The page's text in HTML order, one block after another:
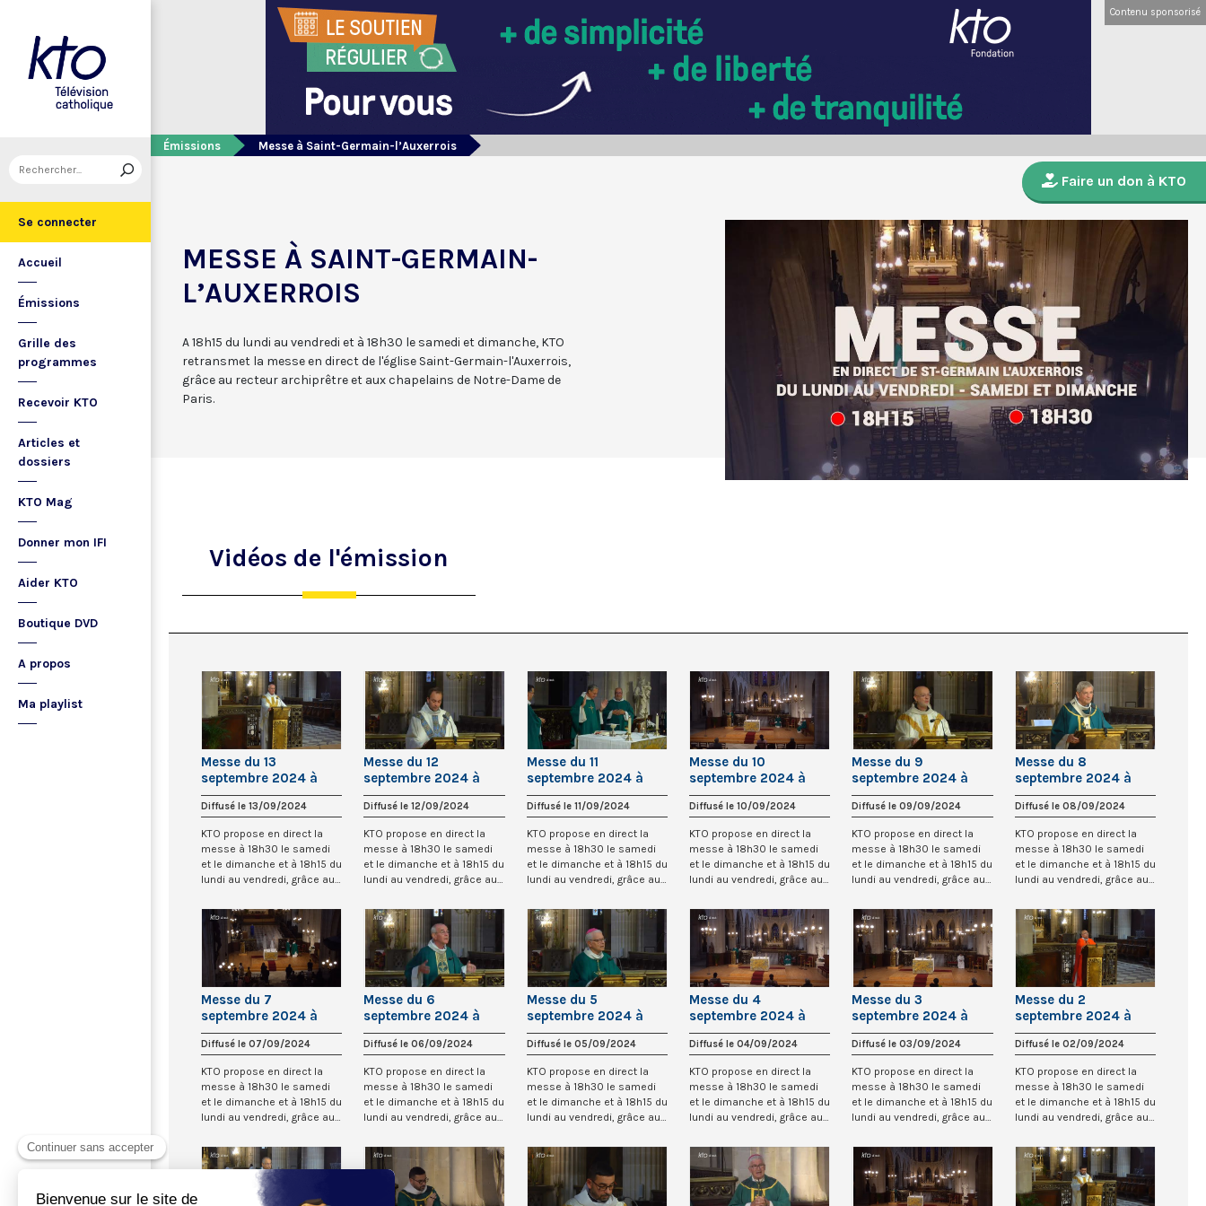
Se connecter
Accueil
Émissions
Grille des
programmes
Recevoir KTO
Articles et
dossiers
KTO Mag
Donner mon IFI
Aider KTO
Boutique DVD
A propos
Ma playlist
Contenu sponsorisé
Émissions Messe à Saint-Germain-l’Auxerrois
Faire un don à KTO
MESSE À SAINT-GERMAIN-
L’AUXERROIS
A 18h15 du lundi au vendredi et à 18h30 le samedi et dimanche, KTO
retransmet la messe en direct de l'église Saint-Germain-l'Auxerrois,
grâce au recteur archiprêtre et aux chapelains de Notre-Dame de
Paris.
Vidéos de l'émission
Messe du 13
septembre 2024 à
Saint-Germain-
l’Auxerrois
Diffusé le 13/09/2024
KTO propose en direct la
messe à 18h30 le samedi
et le dimanche et à 18h15 du
lundi au vendredi, grâce au
Messe du 12
septembre 2024 à
Saint-Germain-
l’Auxerrois
Diffusé le 12/09/2024
KTO propose en direct la
messe à 18h30 le samedi
et le dimanche et à 18h15 du
lundi au vendredi, grâce au
Messe du 11
septembre 2024 à
Saint-Germain-
l’Auxerrois
Diffusé le 11/09/2024
KTO propose en direct la
messe à 18h30 le samedi
et le dimanche et à 18h15 du
lundi au vendredi, grâce au
Messe du 10
septembre 2024 à
Saint-Germain-
l’Auxerrois
Diffusé le 10/09/2024
KTO propose en direct la
messe à 18h30 le samedi
et le dimanche et à 18h15 du
lundi au vendredi, grâce au
Messe du 9
septembre 2024 à
Saint-Germain-
l’Auxerrois
Diffusé le 09/09/2024
KTO propose en direct la
messe à 18h30 le samedi
et le dimanche et à 18h15 du
lundi au vendredi, grâce au
Messe du 8
septembre 2024 à
Saint-Germain-
l’Auxerrois
Diffusé le 08/09/2024
KTO propose en direct la
messe à 18h30 le samedi
et le dimanche et à 18h15 du
lundi au vendredi, grâce au
Messe du 7
septembre 2024 à
Saint-Germain-
l’Auxerrois
Diffusé le 07/09/2024
KTO propose en direct la
messe à 18h30 le samedi
et le dimanche et à 18h15 du
lundi au vendredi, grâce au
Messe du 6
septembre 2024 à
Saint-Germain-
l’Auxerrois
Diffusé le 06/09/2024
KTO propose en direct la
messe à 18h30 le samedi
et le dimanche et à 18h15 du
lundi au vendredi, grâce au
Messe du 5
septembre 2024 à
Saint-Germain-
l’Auxerrois
Diffusé le 05/09/2024
KTO propose en direct la
messe à 18h30 le samedi
et le dimanche et à 18h15 du
lundi au vendredi, grâce au
Messe du 4
septembre 2024 à
Saint-Germain-
l’Auxerrois
Diffusé le 04/09/2024
KTO propose en direct la
messe à 18h30 le samedi
et le dimanche et à 18h15 du
lundi au vendredi, grâce au
Messe du 3
septembre 2024 à
Saint-Germain-
l’Auxerrois
Diffusé le 03/09/2024
KTO propose en direct la
messe à 18h30 le samedi
et le dimanche et à 18h15 du
lundi au vendredi, grâce au
Messe du 2
septembre 2024 à
Saint-Germain-
l’Auxerrois
Diffusé le 02/09/2024
KTO propose en direct la
messe à 18h30 le samedi
et le dimanche et à 18h15 du
lundi au vendredi, grâce au